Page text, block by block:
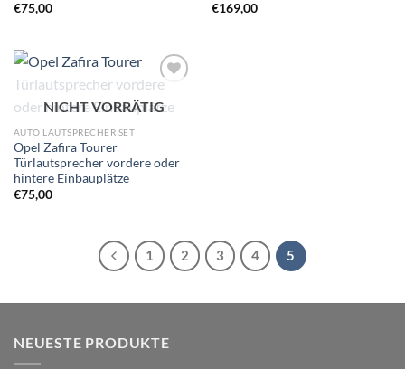
€75,00
€169,00
Wunschliste
NICHT VORRÄTIG
AUTO LAUTSPRECHER SET
Opel Zafira Tourer
Türlautsprecher vordere oder
hintere Einbauplätze
€75,00
1 2 3 4 5
NEUESTE PRODUKTE